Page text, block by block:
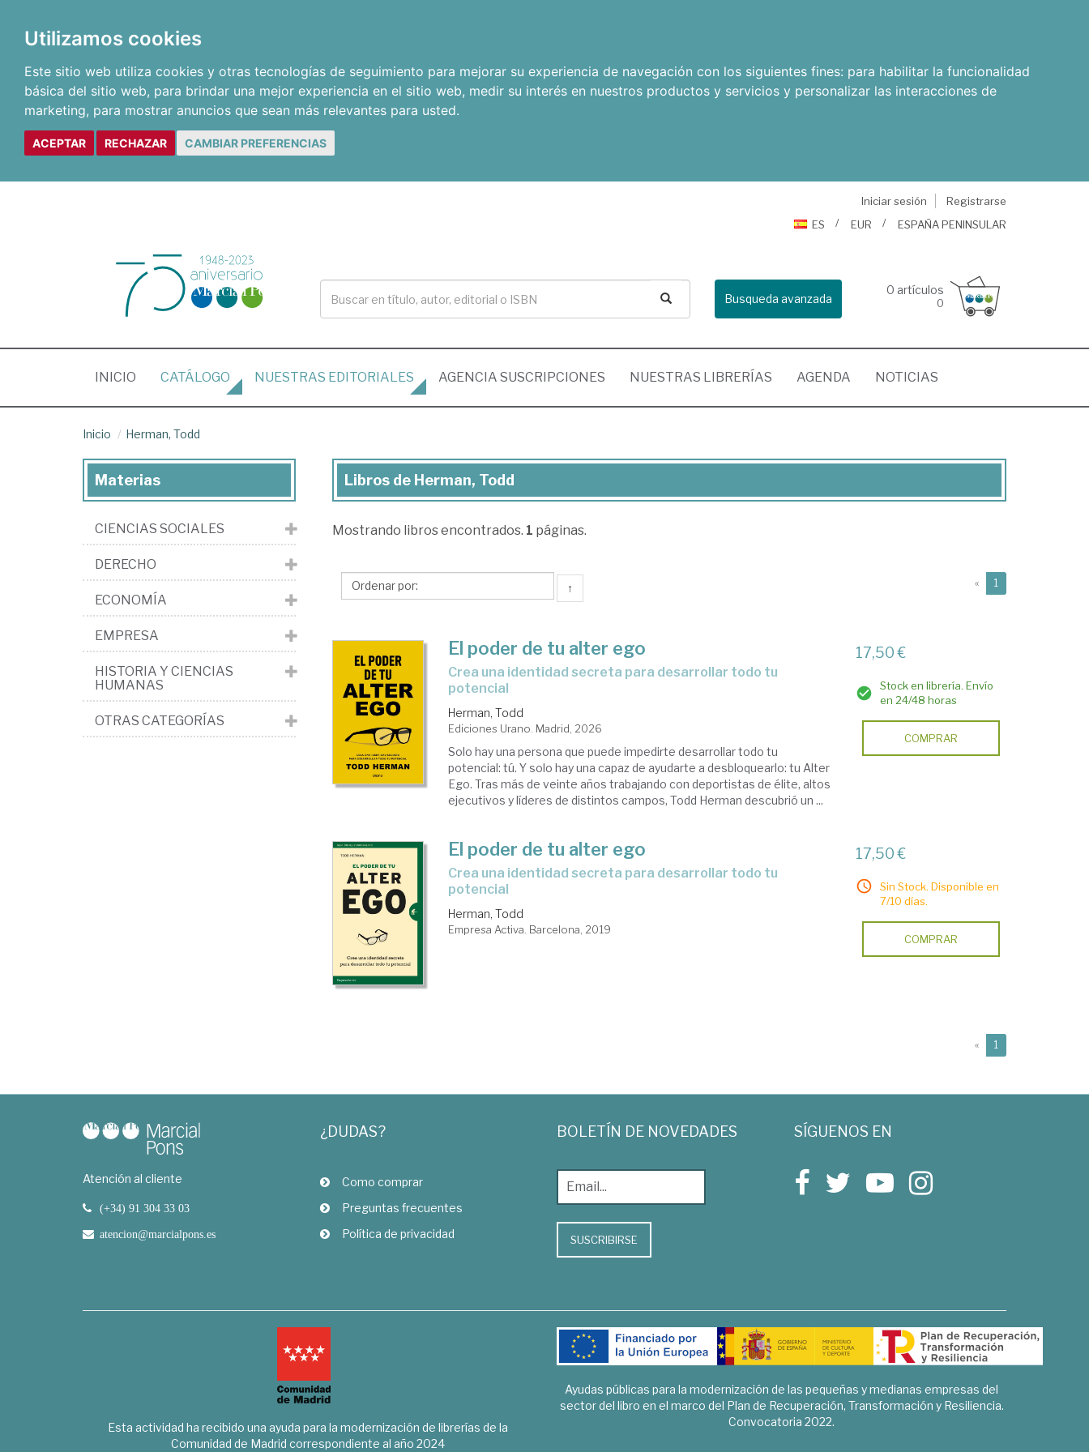
Utilizamos cookies
Este sitio web utiliza cookies y otras tecnologías de seguimiento para mejorar su experiencia de navegación con los siguientes fines: para habilitar la funcionalidad
básica del sitio web, para brindar una mejor experiencia en el sitio web, medir su interés en nuestros productos y servicios y personalizar las interacciones de
marketing, para mostrar anuncios que sean más relevantes para usted.
ACEPTAR RECHAZAR CAMBIAR PREFERENCIAS
Iniciar sesión
Registrarse
ES
EUR ESPAÑA PENINSULAR
Busqueda avanzada
0 artículos
0
INICIO (CURRENT)
CATÁLOGO NUESTRAS EDITORIALES AGENCIA SUSCRIPCIONES NUESTRAS LIBRERÍAS AGENDA NOTICIAS
Inicio Herman, Todd
Libros
Herman,
Libros de Herman, Todd
Mostrando libros encontrados. 1 páginas.
↑ « 1
El poder de tu alter ego
Crea una identidad secreta para desarrollar todo tu
potencial
Herman, Todd
Ediciones Urano. Madrid, 2026
Solo hay una persona que puede impedirte desarrollar todo tu
potencial: tú. Y solo hay una capaz de ayudarte a desbloquearlo: tu Alter
Ego. Tras más de veinte años trabajando con deportistas de élite, altos
ejecutivos y líderes de distintos campos, Todd Herman descubrió un ...
17,50 €
Stock en librería. Envío
en 24/48 horas
COMPRAR
El poder de tu alter ego
crea una identidad secreta para desarrollar todo tu
potencial
Herman, Todd
Empresa Activa. Barcelona, 2019
17,50 €
Sin Stock. Disponible en
7/10 días.
COMPRAR
« 1
Materias
CIENCIAS SOCIALES
DERECHO
ECONOMÍA
EMPRESA
HISTORIA Y CIENCIAS
HUMANAS
OTRAS CATEGORÍAS
Atención al cliente
(+34) 91 304 33 03
atencion@marcialpons.es
¿DUDAS?
Como comprar
Preguntas frecuentes
Política de privacidad
BOLETÍN DE NOVEDADES
SUSCRIBIRSE
SÍGUENOS EN
Esta actividad ha recibido una ayuda para la modernización de librerías de la
Comunidad de Madrid correspondiente al año 2024
Ayudas públicas para la modernización de las pequeñas y medianas empresas del
sector del libro en el marco del Plan de Recuperación, Transformación y Resiliencia.
Convocatoria 2022.